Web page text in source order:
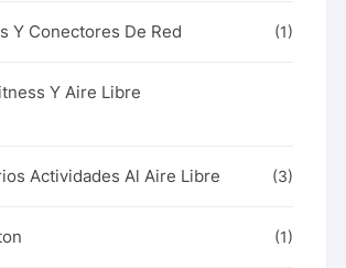
Y Conectores De Red (1)
Y Aire Libre
Actividades Al Aire Libre (3)
(1)